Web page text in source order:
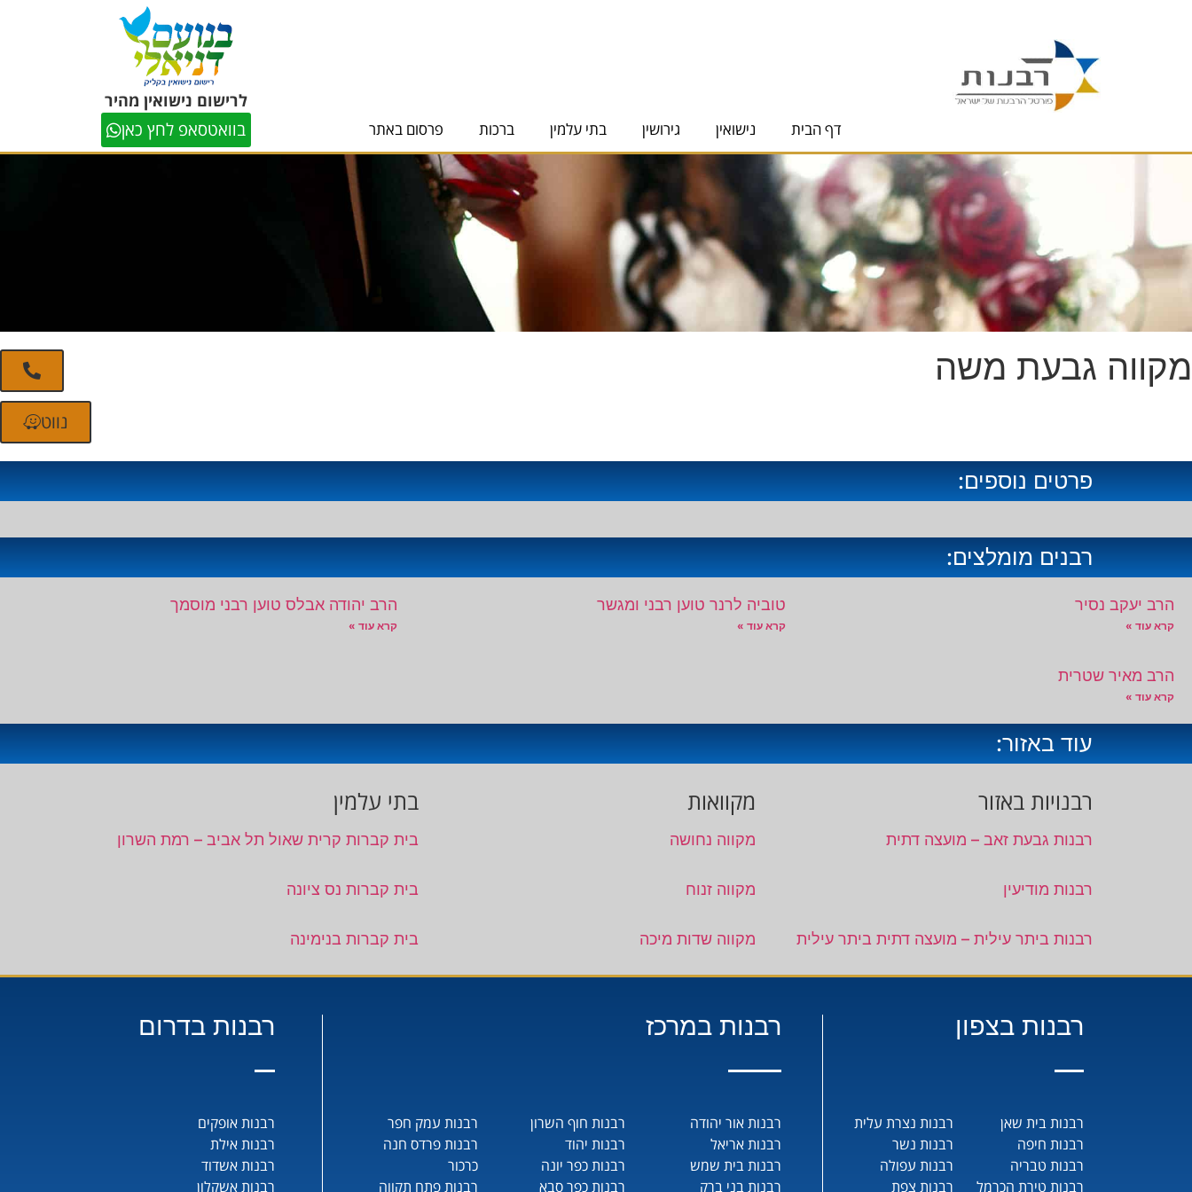
דף הבית נישואין גירושין בתי עלמין ברכות פרסום באתר
לרישום נישואין מהיר
בוואטסאפ לחץ כאן
מקווה גבעת משה
נווט
פרטים נוספים:
רבנים מומלצים:
הרב יעקב נסיר
קרא עוד »
טוביה לרנר טוען רבני ומגשר
קרא עוד »
הרב יהודה אבלס טוען רבני מוסמך
קרא עוד »
הרב מאיר שטרית
קרא עוד »
עוד באזור:
רבנויות באזור
רבנות גבעת זאב – מועצה דתית
רבנות מודיעין
רבנות ביתר עילית – מועצה דתית ביתר עילית
מקוואות
מקווה נחושה
מקווה זנוח
מקווה שדות מיכה
בתי עלמין
בית קברות קרית שאול תל אביב – רמת השרון
בית קברות נס ציונה
בית קברות בנימינה
רבנות בצפון
רבנות בית שאן
רבנות חיפה
רבנות טבריה
רבנות טירת הכרמל
רבנות נצרת עלית
רבנות נשר
רבנות עפולה
רבנות צפת
רבנות במרכז
רבנות אור יהודה
רבנות אריאל
רבנות בית שמש
רבנות בני ברק
רבנות חוף השרון
רבנות יהוד
רבנות כפר יונה
רבנות כפר סבא
רבנות עמק חפר
רבנות פרדס חנה
כרכור
רבנות פתח תקווה
רבנות בדרום
רבנות אופקים
רבנות אילת
רבנות אשדוד
רבנות אשקלון